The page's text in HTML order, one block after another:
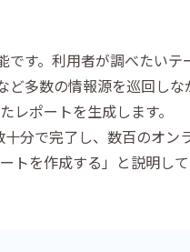
です。利用者が調べたいテ
ど多数の情報源を巡回しな
ポートを生成します。
分で完了し、数百のオン
トを作成する」と説明し